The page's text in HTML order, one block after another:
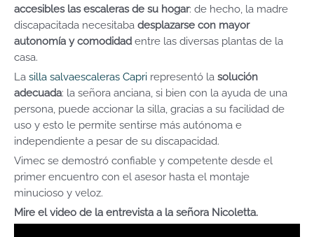
accesibles las escaleras de su hogar: de hecho, la madre
discapacitada necesitaba desplazarse con mayor
autonomía y comodidad entre las diversas plantas de la
casa.
La silla salvaescaleras Capri representó la solución
adecuada: la señora anciana, si bien con la ayuda de una
persona, puede accionar la silla, gracias a su facilidad de
uso y esto le permite sentirse más autónoma e
independiente a pesar de su discapacidad.
Vimec se demostró confiable y competente desde el
primer encuentro con el asesor hasta el montaje
minucioso y veloz.
Mire el video de la entrevista a la señora Nicoletta.